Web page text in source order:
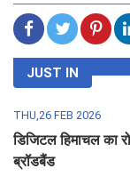
JUST IN
THU,26 FEB 2026
डिजिटल हिमाचल का
ब्रॉडबैंड